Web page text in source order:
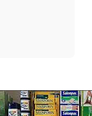
lớp màng mỏng
niêm mạc dạ dày.
chịu do dạ dày